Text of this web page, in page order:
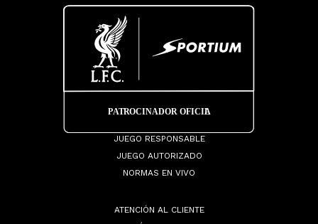
JUEGO RESPONSABLE
JUEGO AUTORIZADO
NORMAS EN VIVO
ATENCIÓN AL CLIENTE